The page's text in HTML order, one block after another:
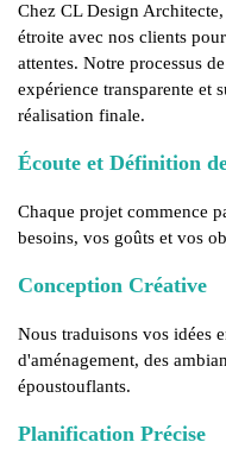
Chez CL Design
étroite avec nos clients
attentes. Notre processus
expérience transparente et
réalisation finale.
Écoute et Définition
Chaque projet commence
besoins, vos goûts et vos
Conception Créative
Nous traduisons vos idées
d'aménagement, des
époustouflants.
Planification Précise